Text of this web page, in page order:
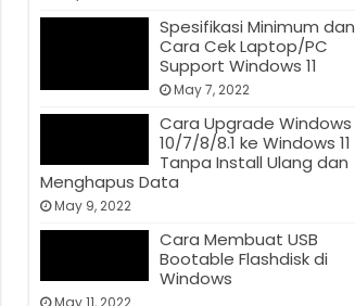
Spesifikasi Minimum dan
Cara Cek Laptop/PC
Support Windows 11
May 7, 2022
Cara Upgrade Windows
10/7/8/8.1 ke Windows 11
Tanpa Install Ulang dan
Menghapus Data
May 9, 2022
Cara Membuat USB
Bootable Flashdisk di
Windows